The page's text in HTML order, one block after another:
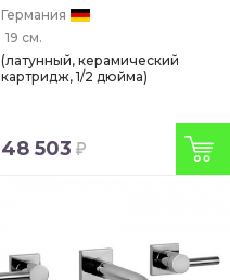
Германия
19 см.
(латунный, керамический
картридж, 1/2 дюйма)
48 503